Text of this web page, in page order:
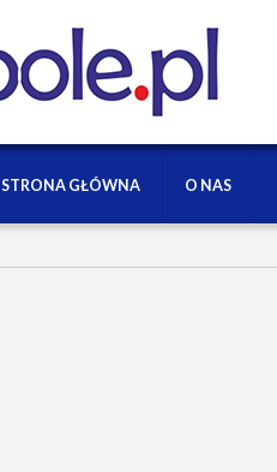
STRONA GŁÓWNA O NAS